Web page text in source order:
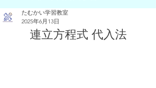
たむかい学習教室
2025年6月13日
連立方程式 代入法